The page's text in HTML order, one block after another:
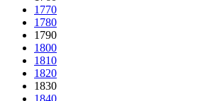
1770
1780
1790
1800
1810
1820
1830
1840